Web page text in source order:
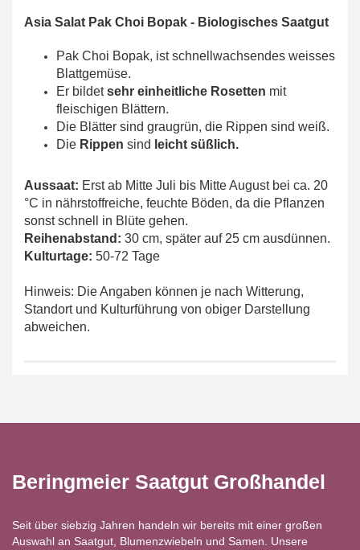
Asia Salat Pak Choi Bopak - Biologisches Saatgut
Pak Choi Bopak, ist schnellwachsendes weisses
Blattgemüse.
Er bildetsehr einheitliche Rosetten mit
fleischigen Blättern.
Die Blätter sind graugrün, die Rippen sind weiß.
Die Rippen sind leicht süßlich.
Aussaat: Erst ab Mitte Juli bis Mitte August bei ca. 20
°C in nährstoffreiche, feuchte Böden, da die Pflanzen
sonst schnell in Blüte gehen.
Reihenabstand: 30 cm, später auf 25 cm ausdünnen.
Kulturtage: 50-72 Tage
Hinweis: Die Angaben können je nach Witterung,
Standort und Kulturführung von obiger Darstellung
abweichen.
Beringmeier Saatgut Großhandel
Seit über siebzig Jahren handeln wir bereits mit einer großen
Auswahl an Saatgut, Blumenzwiebeln und Samen. Unsere